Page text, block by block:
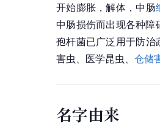
开始膨胀，解体，中肠
中肠损伤而出现各种障
孢杆菌已广泛用于防
害虫、医学昆虫、 仓储
名字由来